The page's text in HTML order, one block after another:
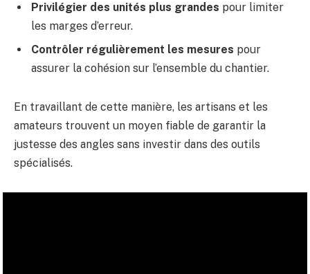
Privilégier des unités plus grandes pour limiter
les marges d’erreur.
Contrôler régulièrement les mesures pour
assurer la cohésion sur l’ensemble du chantier.
En travaillant de cette manière, les artisans et les
amateurs trouvent un moyen fiable de garantir la
justesse des angles sans investir dans des outils
spécialisés.